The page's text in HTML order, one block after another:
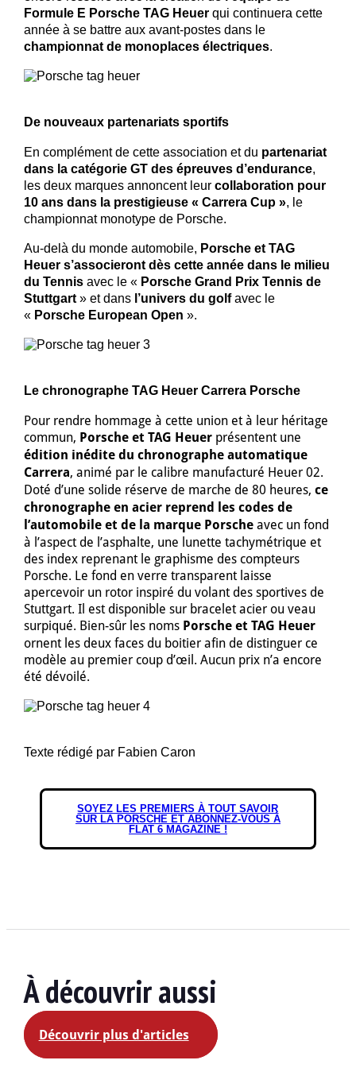
Formule E Porsche TAG Heuer qui continuera cette
année à se battre aux avant-postes dans le
championnat de monoplaces électriques.
De nouveaux partenariats sportifs
En complément de cette association et du partenariat
dans la catégorie GT des épreuves d’endurance,
les deux marques annoncent leur collaboration pour
10 ans dans la prestigieuse « Carrera Cup », le
championnat monotype de Porsche.
Au-delà du monde automobile, Porsche et TAG
Heuer s’associeront dès cette année dans le milieu
du Tennisavec le «Porsche Grand Prix Tennis de
Stuttgart» et dansl’univers du golfavec le
« Porsche European Open ».
Le chronographe TAG Heuer Carrera Porsche
Pour rendre hommage à cette union et à leur héritage
commun, Porsche et TAG Heuerprésentent une
édition inédite du chronographe automatique
Carrera, animé par le calibre manufacturé Heuer 02.
Doté d’une solide réserve de marche de 80 heures, ce
chronographe en acier reprend les codes de
l’automobile et de la marque Porscheavec un fond
à l’aspect de l’asphalte, une lunette tachymétrique et
des index reprenant le graphisme des compteurs
Porsche. Le fond en verre transparent laisse
apercevoir un rotor inspiré du volant des sportives de
Stuttgart. Il est disponible sur bracelet acier ou veau
surpiqué. Bien-sûr les nomsPorsche et TAG Heuer
ornent les deux faces du boitier afin de distinguer ce
modèle au premier coup d’œil. Aucun prix n’a encore
été dévoilé.
Texte rédigé par Fabien Caron
SOYEZ LES PREMIERS À TOUT SAVOIR
SUR LA PORSCHE ET ABONNEZ-VOUS À
FLAT 6 MAGAZINE !
À découvrir aussi
Découvrir plus d'articles